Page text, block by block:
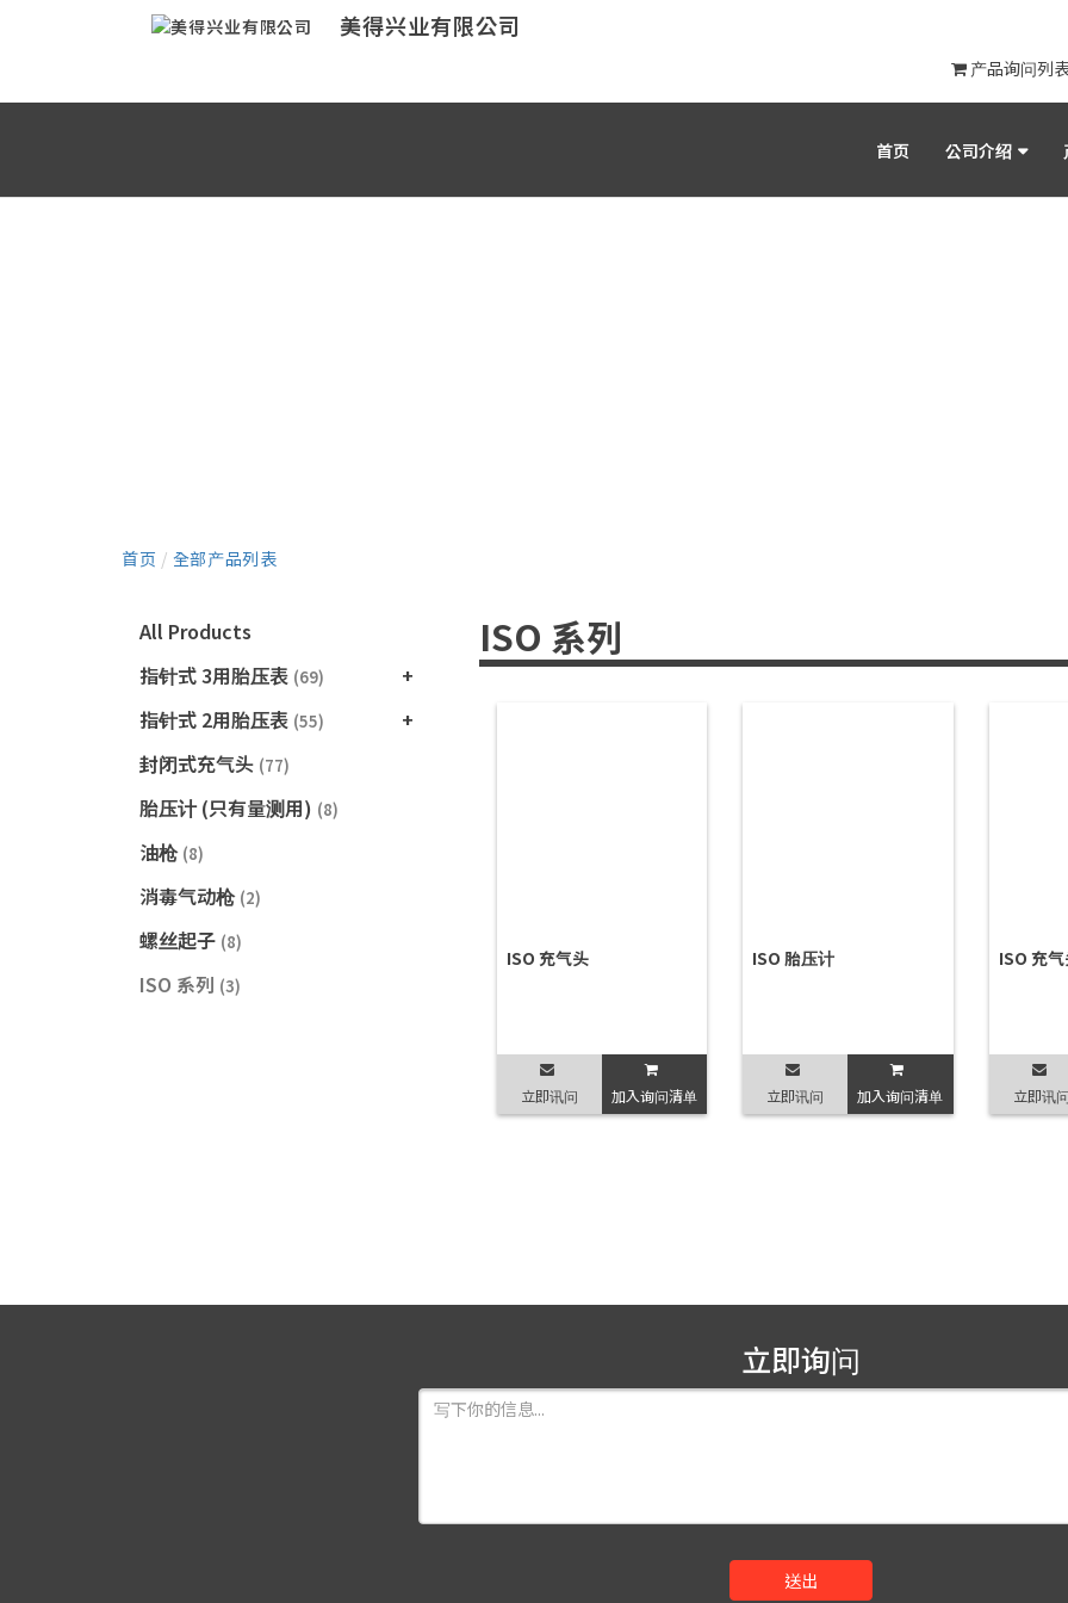
美得兴业有限公司
产品询问列
首页 公司介绍
首页 / 全部产品列表
All Products
指针式 3用胎压表 (69)
指针式 2用胎压表 (55)
封闭式充气头 (77)
胎压计 (只有量测用) (8)
油枪 (8)
消毒气动枪 (2)
螺丝起子 (8)
ISO 系列 (3)
ISO 系列
ISO 充气头
立即讯问 加入询问清单
ISO 胎压计
立即讯问 加入询问清单
ISO 充
立即讯
立即询问
送出